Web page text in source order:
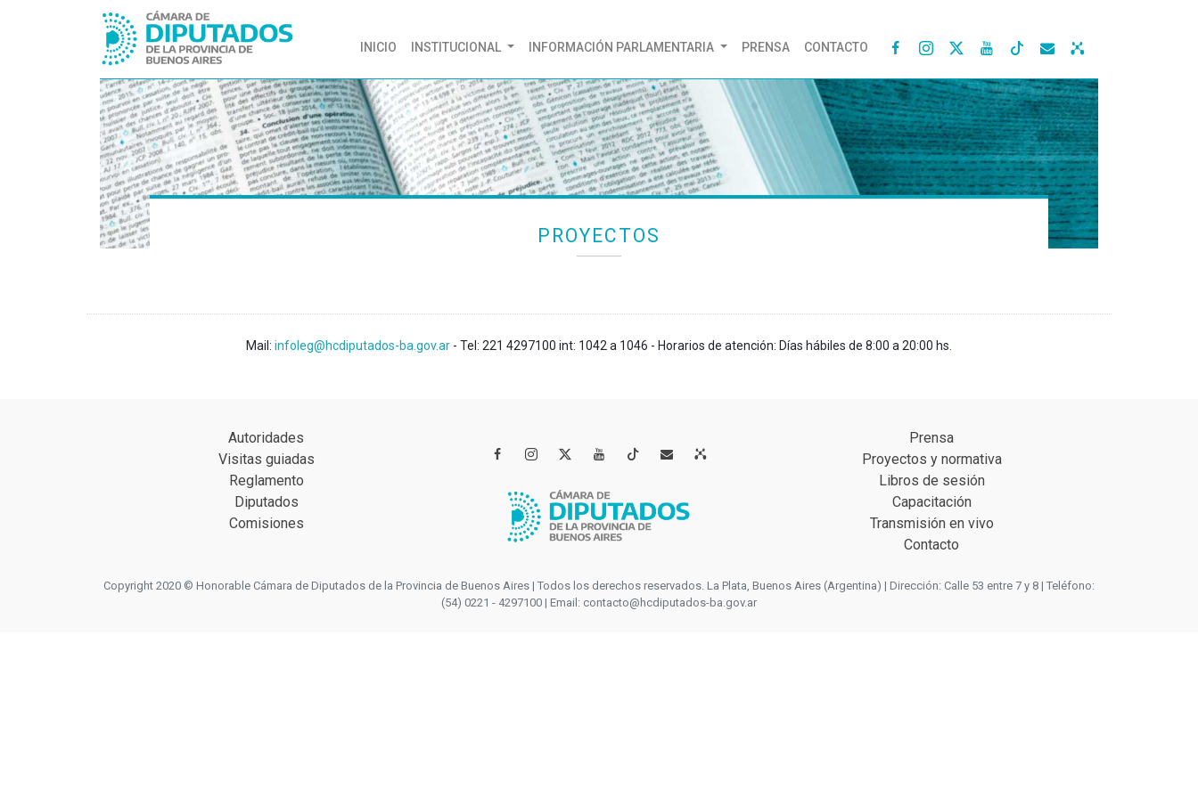
INICIO (CURRENT)
INSTITUCIONAL INFORMACIÓN PARLAMENTARIA PRENSA CONTACTO    
PROYECTOS
Mail: infoleg@hcdiputados-ba.gov.ar - Tel: 221 4297100 int: 1042 a 1046 - Horarios de atención: Días hábiles de 8:00 a 20:00 hs.
Autoridades
Visitas guiadas
Reglamento
Diputados
Comisiones
   
Prensa
Proyectos y normativa
Libros de sesión
Capacitación
Transmisión en vivo
Contacto
Copyright 2020 © Honorable Cámara de Diputados de la Provincia de Buenos Aires | Todos los derechos reservados. La Plata, Buenos Aires (Argentina) | Dirección: Calle 53 entre 7 y 8 | Teléfono:
(54) 0221 - 4297100 | Email: contacto@hcdiputados-ba.gov.ar